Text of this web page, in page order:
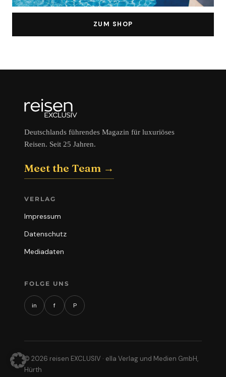
ZUM SHOP
Deutschlands führendes Magazin für luxuriöses
Reisen. Seit 25 Jahren.
Meet the Team →
VERLAG
Impressum
Datenschutz
Mediadaten
FOLGE UNS
in f P
© 2026 reisen EXCLUSIV · ella Verlag und Medien GmbH,
Hürth